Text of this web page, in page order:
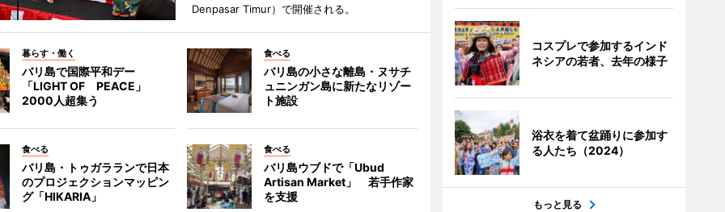
Denpasar Timur）で開催される。
暮らす・働く
バリ島で国際平和デー
「LIGHT OF PEACE」
2000人超集う
食べる
バリ島の小さな離島・ヌサチ
ュニンガン島に新たなリゾー
ト施設
食べる
バリ島・トゥガラランで日本
のプロジェクションマッピン
グ「HIKARIA」
食べる
バリ島ウブドで「Ubud
Artisan Market」 若手作家
を支援
コスプレで参加するインド
ネシアの若者、去年の様子
浴衣を着て盆踊りに参加す
る人たち（2024）
もっと見る